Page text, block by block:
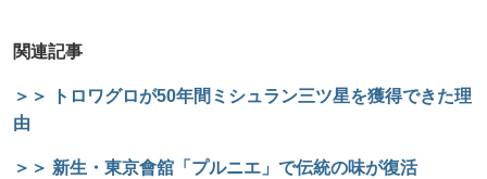
関連記事
＞＞ トロワグロが50年間ミシュラン三ツ星を獲得できた理
由
＞＞ 新生・東京會舘「プルニエ」で伝統の味が復活